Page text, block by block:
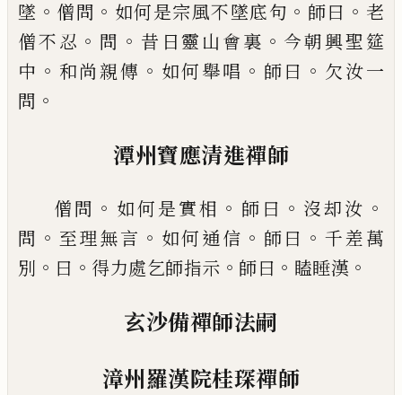
墜 。 僧問 。 如何是宗風不墜底句 。 師曰 。 老
僧不忍 。 問 。 昔日靈山會裏 。 今朝興聖筵
中 。 和尚親傳 。 如何舉唱 。 師曰 。 欠汝一
問 。
潭州寶應清進禪師
僧問 。 如何是實相 。 師曰 。 沒却汝 。
問 。 至理無言 。 如何通信 。 師曰 。 千差萬
別 。 曰 。 得力處乞師指示 。 師曰 。 瞌睡漢 。
玄沙備禪師法嗣
漳州羅漢院桂琛禪師